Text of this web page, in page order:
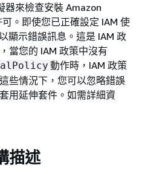
器來檢查安裝 Amazon
。即使您已正確設定 IAM 使
顯示錯誤訊息。這是 IAM 政
當您的 IAM 政策中沒有
動作時，IAM 政策
些情況下，您可以忽略錯誤
用延伸套件。如需詳細資
描述